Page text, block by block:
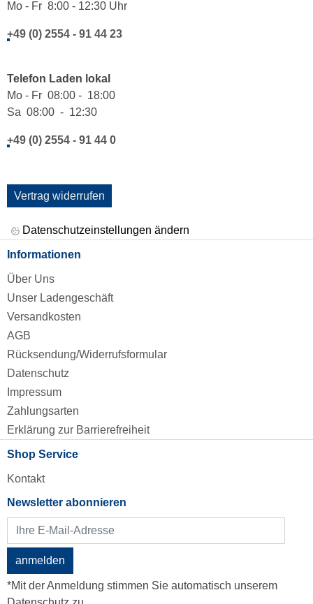
Mo - Fr 8:00 - 12:30 Uhr
+49 (0) 2554 - 91 44 23
Telefon Laden lokal
Mo - Fr 08:00 - 18:00
Sa 08:00 - 12:30
+49 (0) 2554 - 91 44 0
Vertrag widerrufen
Datenschutzeinstellungen ändern
Informationen
Über Uns
Unser Ladengeschäft
Versandkosten
AGB
Rücksendung/Widerrufsformular
Datenschutz
Impressum
Zahlungsarten
Erklärung zur Barrierefreiheit
Shop Service
Kontakt
Newsletter abonnieren
anmelden
*Mit der Anmeldung stimmen Sie automatisch unserem